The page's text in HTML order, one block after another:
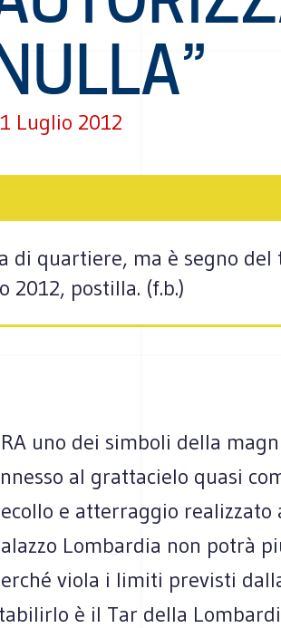
Luglio 2012
di quartiere, ma è segno
2012, postilla. (f.b.)
uno dei simboli della
al grattacielo quasi
e atterraggio realizzato
Lombardia non potrà
viola i limiti previsti
è il Tar della